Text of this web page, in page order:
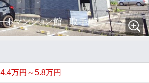
4.4万円～5.8万円